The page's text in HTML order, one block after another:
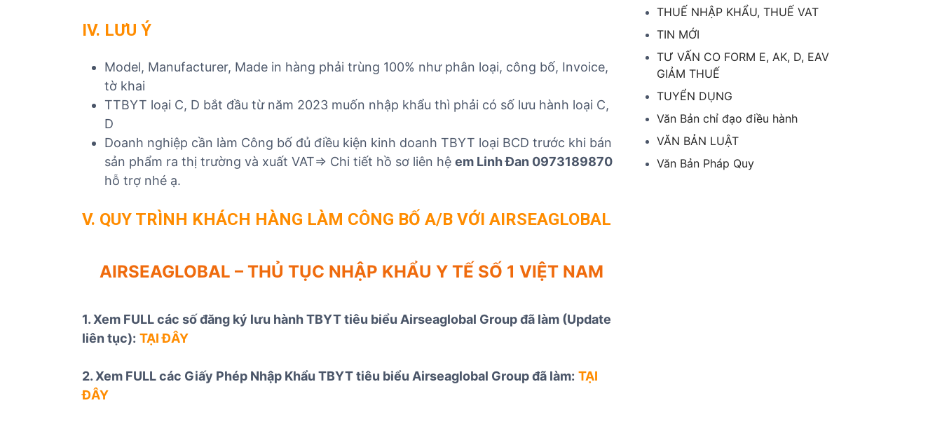
IV. LƯU Ý
Model, Manufacturer, Made in hàng phải trùng 100% như phân loại, công bố, Invoice,
tờ khai
TTBYT loại C, D bắt đầu từ năm 2023 muốn nhập khẩu thì phải có số lưu hành loại C,
D
Doanh nghiệp cần làm Công bố đủ điều kiện kinh doanh TBYT loại BCD trước khi bán
sản phẩm ra thị trường và xuất VAT=> Chi tiết hồ sơ liên hệ em Linh Đan 0973189870
hỗ trợ nhé ạ.
V. QUY TRÌNH KHÁCH HÀNG LÀM CÔNG BỐ A/B VỚI AIRSEAGLOBAL
AIRSEAGLOBAL – THỦ TỤC NHẬP KHẨU Y TẾ SỐ 1 VIỆT NAM
1. Xem FULL các số đăng ký lưu hành TBYT tiêu biểu Airseaglobal Group đã làm (Update
liên tục): TẠI ĐÂY
2. Xem FULL các Giấy Phép Nhập Khẩu TBYT tiêu biểu Airseaglobal Group đã làm: TẠI
ĐÂY
THUẾ NHẬP KHẨU, THUẾ VAT
TIN MỚI
TƯ VẤN CO FORM E, AK, D, EAV
GIẢM THUẾ
TUYỂN DỤNG
Văn Bản chỉ đạo điều hành
VĂN BẢN LUẬT
Văn Bản Pháp Quy